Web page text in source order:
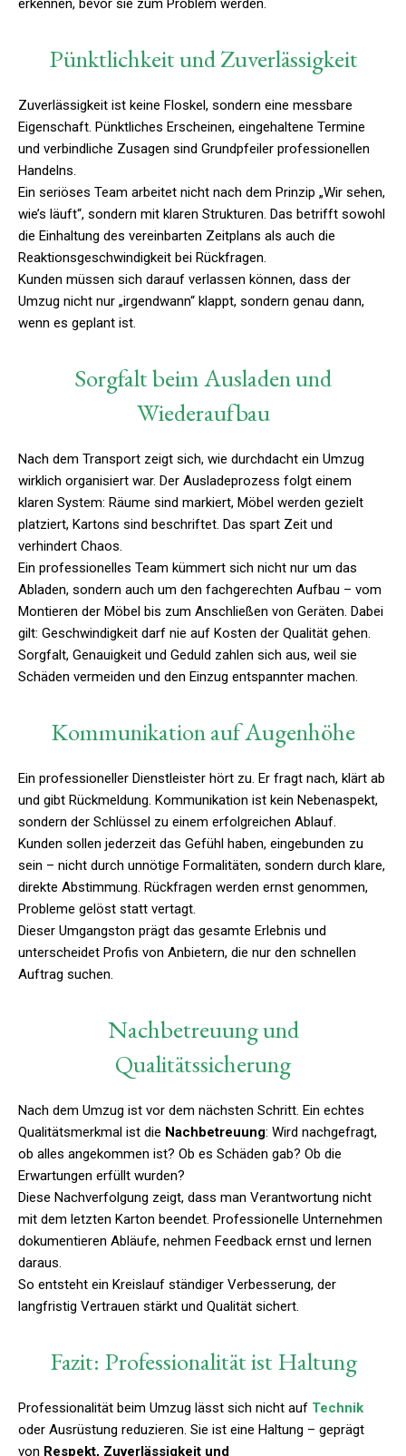
erkennen, bevor sie zum Problem werden.
Pünktlichkeit und Zuverlässigkeit
Zuverlässigkeit ist keine Floskel, sondern eine messbare
Eigenschaft. Pünktliches Erscheinen, eingehaltene Termine
und verbindliche Zusagen sind Grundpfeiler professionellen
Handelns.
Ein seriöses Team arbeitet nicht nach dem Prinzip „Wir sehen,
wie’s läuft“, sondern mit klaren Strukturen. Das betrifft sowohl
die Einhaltung des vereinbarten Zeitplans als auch die
Reaktionsgeschwindigkeit bei Rückfragen.
Kunden müssen sich darauf verlassen können, dass der
Umzug nicht nur „irgendwann“ klappt, sondern genau dann,
wenn es geplant ist.
Sorgfalt beim Ausladen und
Wiederaufbau
Nach dem Transport zeigt sich, wie durchdacht ein Umzug
wirklich organisiert war. Der Ausladeprozess folgt einem
klaren System: Räume sind markiert, Möbel werden gezielt
platziert, Kartons sind beschriftet. Das spart Zeit und
verhindert Chaos.
Ein professionelles Team kümmert sich nicht nur um das
Abladen, sondern auch um den fachgerechten Aufbau – vom
Montieren der Möbel bis zum Anschließen von Geräten. Dabei
gilt: Geschwindigkeit darf nie auf Kosten der Qualität gehen.
Sorgfalt, Genauigkeit und Geduld zahlen sich aus, weil sie
Schäden vermeiden und den Einzug entspannter machen.
Kommunikation auf Augenhöhe
Ein professioneller Dienstleister hört zu. Er fragt nach, klärt ab
und gibt Rückmeldung. Kommunikation ist kein Nebenaspekt,
sondern der Schlüssel zu einem erfolgreichen Ablauf.
Kunden sollen jederzeit das Gefühl haben, eingebunden zu
sein – nicht durch unnötige Formalitäten, sondern durch klare,
direkte Abstimmung. Rückfragen werden ernst genommen,
Probleme gelöst statt vertagt.
Dieser Umgangston prägt das gesamte Erlebnis und
unterscheidet Profis von Anbietern, die nur den schnellen
Auftrag suchen.
Nachbetreuung und
Qualitätssicherung
Nach dem Umzug ist vor dem nächsten Schritt. Ein echtes
Qualitätsmerkmal ist die Nachbetreuung: Wird nachgefragt,
ob alles angekommen ist? Ob es Schäden gab? Ob die
Erwartungen erfüllt wurden?
Diese Nachverfolgung zeigt, dass man Verantwortung nicht
mit dem letzten Karton beendet. Professionelle Unternehmen
dokumentieren Abläufe, nehmen Feedback ernst und lernen
daraus.
So entsteht ein Kreislauf ständiger Verbesserung, der
langfristig Vertrauen stärkt und Qualität sichert.
Fazit: Professionalität ist Haltung
Professionalität beim Umzug lässt sich nicht auf Technik
oder Ausrüstung reduzieren. Sie ist eine Haltung – geprägt
von Respekt, Zuverlässigkeit und